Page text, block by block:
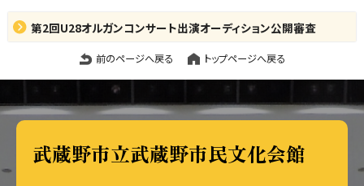
第2回U28オルガンコンサート出演オーディション公開審査
前のページへ戻る トップページへ戻る
武蔵野市立武蔵野市民文化会館